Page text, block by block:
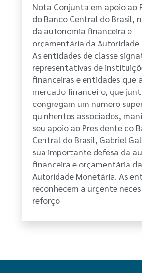
Nota Conjunta em apoio ao
do Banco Central do Brasil,
da autonomia financeira e
orçamentária da Autoridade
As entidades de classe
representativas de
financeiras e entidades que
mercado financeiro, que
congregam um número
quinhentos associados,
seu apoio ao Presidente do
Central do Brasil, Gabriel
sua importante defesa da
financeira e orçamentária da
Autoridade Monetária. As
reconhecem a urgente
reforço